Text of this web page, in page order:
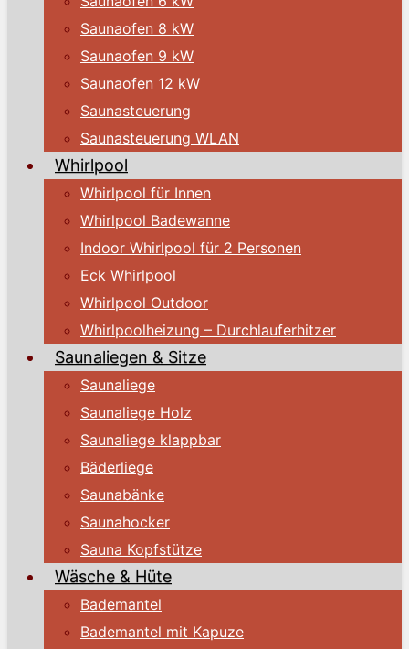
Saunaofen 8 kW
Saunaofen 9 kW
Saunaofen 12 kW
Saunasteuerung
Saunasteuerung WLAN
Whirlpool
Whirlpool für Innen
Whirlpool Badewanne
Indoor Whirlpool für 2 Personen
Eck Whirlpool
Whirlpool Outdoor
Whirlpoolheizung – Durchlauferhitzer
Saunaliegen & Sitze
Saunaliege
Saunaliege Holz
Saunaliege klappbar
Bäderliege
Saunabänke
Saunahocker
Sauna Kopfstütze
Wäsche & Hüte
Bademantel
Bademantel mit Kapuze